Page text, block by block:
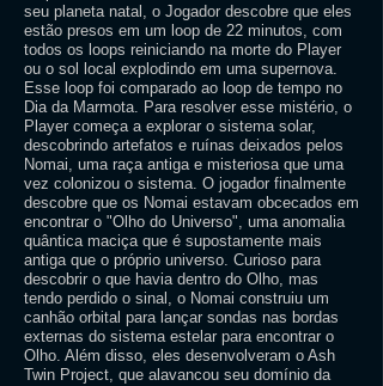
seu planeta natal, o Jogador descobre que eles
estão presos em um loop de 22 minutos, com
todos os loops reiniciando na morte do Player
ou o sol local explodindo em uma supernova.
Esse loop foi comparado ao loop de tempo no
Dia da Marmota. Para resolver esse mistério, o
Player começa a explorar o sistema solar,
descobrindo artefatos e ruínas deixados pelos
Nomai, uma raça antiga e misteriosa que uma
vez colonizou o sistema. O jogador finalmente
descobre que os Nomai estavam obcecados em
encontrar o "Olho do Universo", uma anomalia
quântica maciça que é supostamente mais
antiga que o próprio universo. Curioso para
descobrir o que havia dentro do Olho, mas
tendo perdido o sinal, o Nomai construiu um
canhão orbital para lançar sondas nas bordas
externas do sistema estelar para encontrar o
Olho. Além disso, eles desenvolveram o Ash
Twin Project, que alavancou seu domínio da